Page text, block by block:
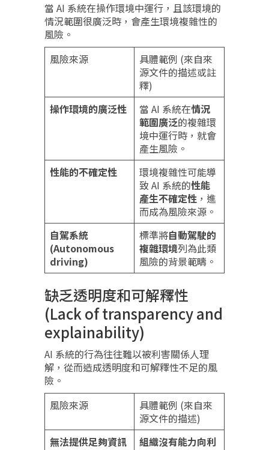
當 AI 系統在操作環境中運行，且該環境的
情況範圍很廣泛時，會產生環境複雜性的
風險。
風險來源
具體範例 (來自來
源文件的描述或註
釋)
操作環境的廣泛性
當 AI 系統在情況
範圍廣泛的複雜環
境中運行時，就會
產生風險。
性能的不確定性
環境複雜性可能導
致 AI 系統的性能
產生不確定性 ，進
而成為風險來源。
自駕系統
(Autonomous
driving)
標準將自動駕駛的
複雜環境列為此類
風險的背景範疇。
缺乏透明度和可解釋性
(Lack of transparency and
explainability)
AI 系統的行為往往難以被利害關係人理
解，從而造成透明度和可解釋性不足的風
險。
風險來源
具體範例 (來自來
源文件的描述)
無法提供足夠資訊
組織沒有能力向利